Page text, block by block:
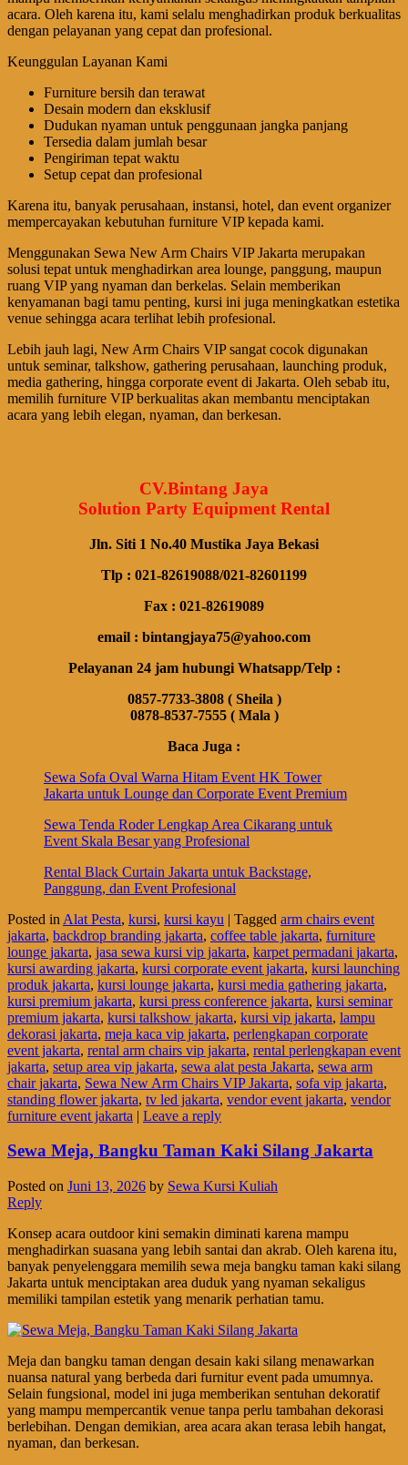
acara. Oleh karena itu, kami selalu menghadirkan produk berkualitas
dengan pelayanan yang cepat dan profesional.
Keunggulan Layanan Kami
Furniture bersih dan terawat
Desain modern dan eksklusif
Dudukan nyaman untuk penggunaan jangka panjang
Tersedia dalam jumlah besar
Pengiriman tepat waktu
Setup cepat dan profesional
Karena itu, banyak perusahaan, instansi, hotel, dan event organizer
mempercayakan kebutuhan furniture VIP kepada kami.
Menggunakan Sewa New Arm Chairs VIP Jakarta merupakan
solusi tepat untuk menghadirkan area lounge, panggung, maupun
ruang VIP yang nyaman dan berkelas. Selain memberikan
kenyamanan bagi tamu penting, kursi ini juga meningkatkan estetika
venue sehingga acara terlihat lebih profesional.
Lebih jauh lagi, New Arm Chairs VIP sangat cocok digunakan
untuk seminar, talkshow, gathering perusahaan, launching produk,
media gathering, hingga corporate event di Jakarta. Oleh sebab itu,
memilih furniture VIP berkualitas akan membantu menciptakan
acara yang lebih elegan, nyaman, dan berkesan.
CV.Bintang Jaya
Solution Party Equipment Rental
Jln. Siti 1 No.40 Mustika Jaya Bekasi
Tlp : 021-82619088/021-82601199
Fax : 021-82619089
email : bintangjaya75@yahoo.com
Pelayanan 24 jam hubungi Whatsapp/Telp :
0857-7733-3808 ( Sheila )
0878-8537-7555 ( Mala )
Baca Juga :
Sewa Sofa Oval Warna Hitam Event HK Tower
Jakarta untuk Lounge dan Corporate Event Premium
Sewa Tenda Roder Lengkap Area Cikarang untuk
Event Skala Besar yang Profesional
Rental Black Curtain Jakarta untuk Backstage,
Panggung, dan Event Profesional
Posted in Alat Pesta, kursi, kursi kayu | Tagged arm chairs event
jakarta, backdrop branding jakarta, coffee table jakarta, furniture
lounge jakarta, jasa sewa kursi vip jakarta, karpet permadani jakarta,
kursi awarding jakarta, kursi corporate event jakarta, kursi launching
produk jakarta, kursi lounge jakarta, kursi media gathering jakarta,
kursi premium jakarta, kursi press conference jakarta, kursi seminar
premium jakarta, kursi talkshow jakarta, kursi vip jakarta, lampu
dekorasi jakarta, meja kaca vip jakarta, perlengkapan corporate
event jakarta, rental arm chairs vip jakarta, rental perlengkapan event
jakarta, setup area vip jakarta, sewa alat pesta Jakarta, sewa arm
chair jakarta, Sewa New Arm Chairs VIP Jakarta, sofa vip jakarta,
standing flower jakarta, tv led jakarta, vendor event jakarta, vendor
furniture event jakarta | Leave a reply
Sewa Meja, Bangku Taman Kaki Silang Jakarta
Posted on Juni 13, 2026 by Sewa Kursi Kuliah
Reply
Konsep acara outdoor kini semakin diminati karena mampu
menghadirkan suasana yang lebih santai dan akrab. Oleh karena itu,
banyak penyelenggara memilih sewa meja bangku taman kaki silang
Jakarta untuk menciptakan area duduk yang nyaman sekaligus
memiliki tampilan estetik yang menarik perhatian tamu.
Meja dan bangku taman dengan desain kaki silang menawarkan
nuansa natural yang berbeda dari furnitur event pada umumnya.
Selain fungsional, model ini juga memberikan sentuhan dekoratif
yang mampu mempercantik venue tanpa perlu tambahan dekorasi
berlebihan. Dengan demikian, area acara akan terasa lebih hangat,
nyaman, dan berkesan.